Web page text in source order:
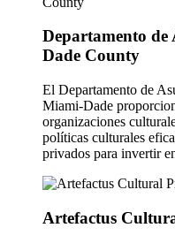
Departamento
Dade County
El Departamento de
Miami-Dade
organizaciones
polí­ticas culturales
privados para invertir
Artefactus